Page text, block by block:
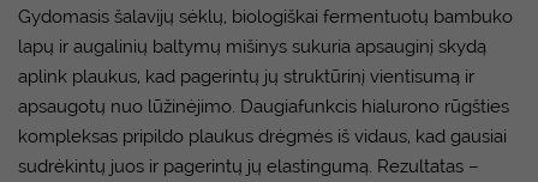
Gydomasis šalavijų sėklų, biologiškai fermentuotų bambuko
lapų ir augalinių baltymų mišinys sukuria apsauginį skydą
aplink plaukus, kad pagerintų jų struktūrinį vientisumą ir
apsaugotų nuo lūžinėjimo. Daugiafunkcis hialurono rūgšties
kompleksas pripildo plaukus drėgmės iš vidaus, kad gausiai
sudrėkintų juos ir pagerintų jų elastingumą. Rezultatas –